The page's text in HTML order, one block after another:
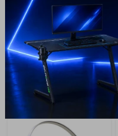
Auriculares Inalámbricos
Mondo Freestyle M1201
USD 89 USD80
GARANTÍA: 6 MESES
ENVÍO A TODO EL PAÍS